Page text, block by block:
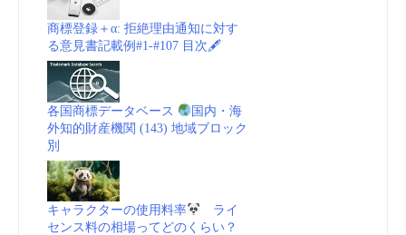
商標登録＋α: 拒絶理由通知に対す
る意見書記載例#1-#107 目次🖋
各国商標データベース
国内・海
外知的財産機関 (143) 地域ブロック
別
キャラクターの使用料率
ライ
センス料の相場ってどのくらい？